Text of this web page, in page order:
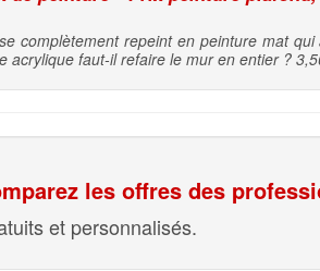
complètement repeint en peinture mat
acrylique faut-il refaire le mur en entier ?
les offres des
et personnalisés.